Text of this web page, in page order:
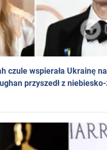
czule wspierała Ukrainę
przyszedł z